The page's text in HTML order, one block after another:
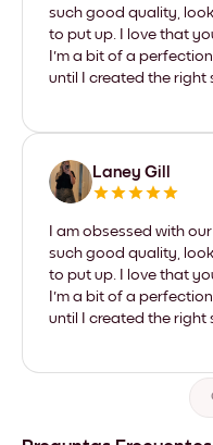
such good quality,
to put up. I love that
I'm a bit of a
until I created the right
Laney Gill
I am obsessed with
such good quality,
to put up. I love that
I'm a bit of a
until I created the right